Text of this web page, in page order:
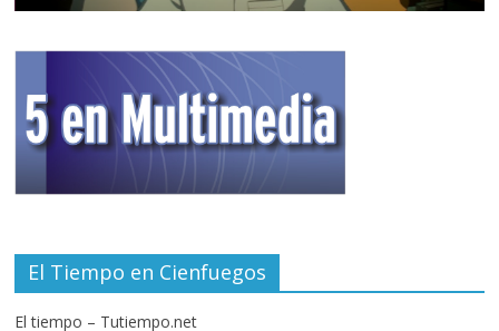
El Tiempo en Cienfuegos
El tiempo – Tutiempo.net